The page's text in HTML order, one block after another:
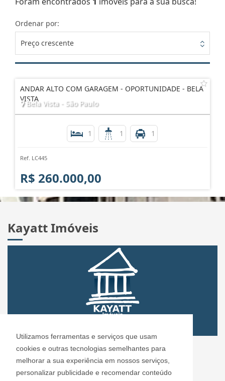
Utilizamos ferramentas e serviços que usam
cookies e outras tecnologias semelhantes para
melhorar a sua experiência em nossos serviços,
personalizar publicidade e recomendar conteúdo
Ordenar por:
Preço crescente
ANDAR ALTO COM GARAGEM - OPORTUNIDADE - BELA
VISTA
Bela Vista - São Paulo
1 1 1
Ref. LC445
R$ 260.000,00
Kayatt Imóveis
CRECI: 72.304
Informações de Contato